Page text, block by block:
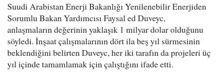
Suudi Arabistan Enerji Bakanlığı Yenilenebilir Enerjiden
Sorumlu Bakan Yardımcısı Faysal ed Duveyc,
anlaşmaların değerinin yaklaşık 1 milyar dolar olduğunu
söyledi. İnşaat çalışmalarının dört ila beş yıl sürmesinin
beklendiğini belirten Duveyc, her iki tarafın da projeleri üç
yıl içinde tamamlamak için çalıştığını ifade etti.